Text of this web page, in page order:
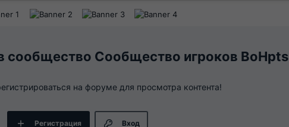
Сообщество игроков BoHpts
на форуме для просмотра контента!
Вход
Регистрация